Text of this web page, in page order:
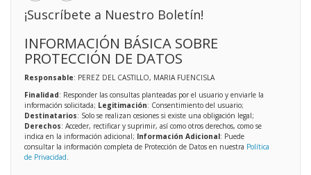
¡Suscríbete a Nuestro Boletín!
INFORMACIÓN BÁSICA SOBRE
PROTECCIÓN DE DATOS
Responsable: PEREZ DEL CASTILLO, MARIA FUENCISLA
Finalidad: Responder las consultas planteadas por el usuario y enviarle la
información solicitada; Legitimación: Consentimiento del usuario;
Destinatarios: Solo se realizan cesiones si existe una obligación legal;
Derechos: Acceder, rectificar y suprimir, así como otros derechos, como se
indica en la información adicional; Información Adicional: Puede
consultar la información completa de Protección de Datos en nuestra Política
de Privacidad.